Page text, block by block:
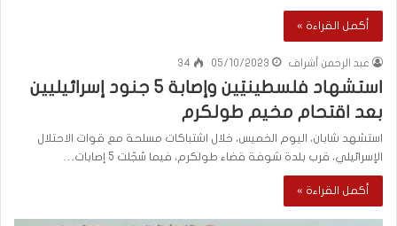
أكمل القراءة »
عبد الرحمن أشراف 05/10/2023
34
استشهاد فلسطينيَين وإصابة 5 جنود إسرائيليين
بعد اقتحام مخيم طولكرم
استشهد شابان، اليوم الخميس، خلال اشتباكات مسلحة مع قوات الاحتلال
الإسرائيلي، قرب بلدة شوفة قضاء طولكرم، فيما سُجّلت 5 إصابات…
أكمل القراءة »